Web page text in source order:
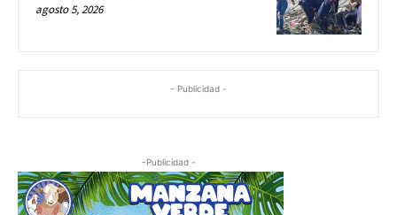
agosto 5, 2026
- Publicidad -
-Publicidad -